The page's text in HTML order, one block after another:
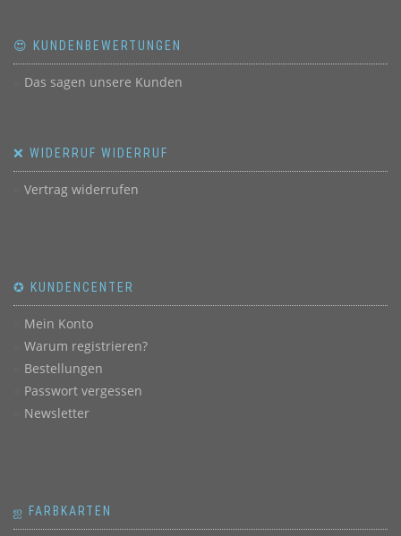
😍 KUNDENBEWERTUNGEN
Das sagen unsere Kunden
❌ WIDERRUF WIDERRUF
Vertrag widerrufen
✪ KUNDENCENTER
Mein Konto
Warum registrieren?
Bestellungen
Passwort vergessen
Newsletter
ஐ FARBKARTEN